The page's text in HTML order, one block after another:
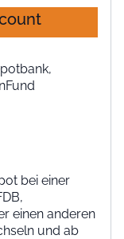
bei einer
einen anderen
und ab